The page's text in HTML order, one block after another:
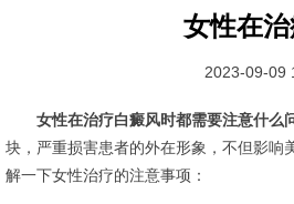
女性在
2023-09-09
女性在治疗白癜风时都需要注意什么
块，严重损害患者的外在形象，不但影响
解一下女性治疗的注意事项：